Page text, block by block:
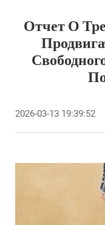
Отчет О
2026-03-13 19:39:52